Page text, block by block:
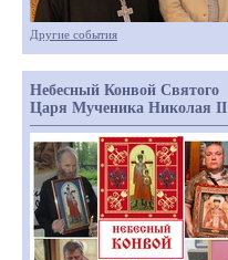
Другие события
Небесный Конвой Святого
Царя Мученика Николая II